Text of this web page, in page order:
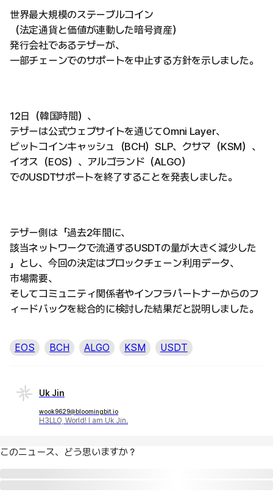
世界最大規模のステーブルコイン
（法定通貨と価値が連動した暗号資産）
発行会社であるテザーが、
一部チェーンでのサポートを中止する方針を示しました。
12日（韓国時間）、
テザーは公式ウェブサイトを通じてOmni Layer、
ビットコインキャッシュ（BCH）SLP、クサマ（KSM）、
イオス（EOS）、アルゴランド（ALGO）
でのUSDTサポートを終了することを発表しました。
テザー側は「過去2年間に、
該当ネットワークで流通するUSDTの量が大きく減少した
」とし、今回の決定はブロックチェーン利用データ、
市場需要、
そしてコミュニティ関係者やインフラパートナーからのフ
ィードバックを総合的に検討した結果だと説明しました。
EOS BCH ALGO KSM USDT
Uk Jin
wook9629@bloomingbit.io
H3LLO, World! I am Uk Jin.
このニュース、どう思いますか？